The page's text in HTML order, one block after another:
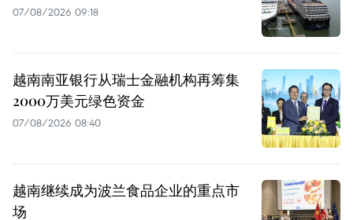
07/08/2026 09:18
越南南亚银行从瑞士金融机构再筹集
2000万美元绿色资金
07/08/2026 08:40
越南继续成为波兰食品企业的重点市
场